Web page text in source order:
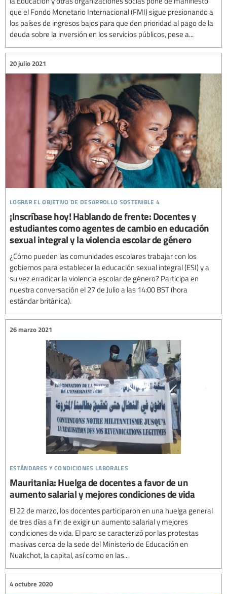
que el Fondo Monetario Internacional (FMI) sigue presionando a
los países de ingresos bajos para que den prioridad al pago de la
deuda sobre la inversión en los servicios públicos, pese a...
lograr el objetivo de desarrollo sostenible 4
20 julio 2021
¡Inscríbase hoy! Hablando de frente: Docentes y
estudiantes como agentes de cambio en educación
sexual integral y la violencia escolar de género
¿Cómo pueden las comunidades escolares trabajar con los
gobiernos para establecer la educación sexual integral (ESI) y a
su vez erradicar la violencia escolar de género? Participa en
nuestra conversación el 27 de Julio a las 14:00 BST (hora
estándar británica).
estándares y condiciones laborales
26 marzo 2021
Mauritania: Huelga de docentes a favor de un
aumento salarial y mejores condiciones de vida
El 22 de marzo, los docentes participaron en una huelga general
de tres días a fin de exigir un aumento salarial y mejores
condiciones de vida. El paro se caracterizó por las protestas
masivas cerca de la sede del Ministerio de Educación en
Nuakchot, la capital, así como en las...
4 octubre 2020